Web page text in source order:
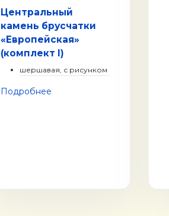
Центральный
камень брусчатки
«Европейская»
(комплект I)
шершавая, с рисунком
Подробнее